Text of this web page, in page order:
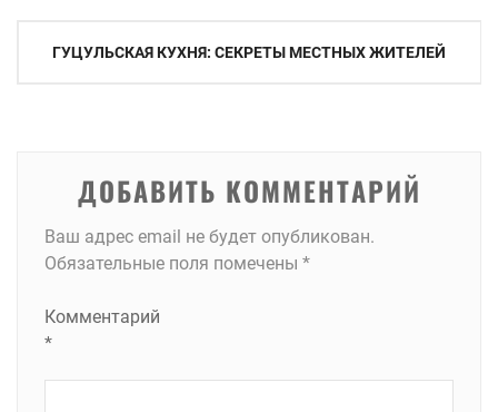
Навигация
ГУЦУЛЬСКАЯ КУХНЯ: СЕКРЕТЫ МЕСТНЫХ ЖИТЕЛЕЙ
ДОБАВИТЬ КОММЕНТАРИЙ
Ваш адрес email не будет опубликован.
Обязательные поля помечены *
Комментарий
*